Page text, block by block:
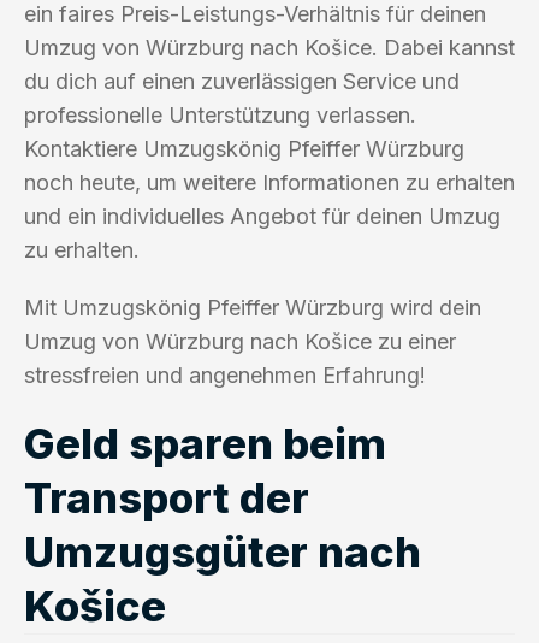
ein faires Preis-Leistungs-Verhältnis für deinen
Umzug von Würzburg nach Košice. Dabei kannst
du dich auf einen zuverlässigen Service und
professionelle Unterstützung verlassen.
Kontaktiere Umzugskönig Pfeiffer Würzburg
noch heute, um weitere Informationen zu erhalten
und ein individuelles Angebot für deinen Umzug
zu erhalten.
Mit Umzugskönig Pfeiffer Würzburg wird dein
Umzug von Würzburg nach Košice zu einer
stressfreien und angenehmen Erfahrung!
Geld sparen beim
Transport der
Umzugsgüter nach
Košice